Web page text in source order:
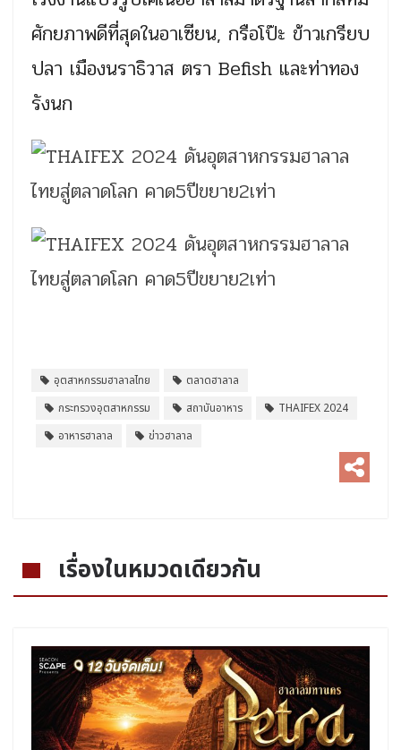
ศักยภาพดีที่สุดในอาเซียน, กรือโป๊ะ ข้าวเกรียบ
ปลา เมืองนราธิวาส ตรา Befish และท่าทอง
รังนก
อุตสาหกรรมฮาลาลไทย
ตลาดฮาลาล
กระทรวงอุตสาหกรรม
สถาบันอาหาร
THAIFEX 2024
อาหารฮาลาล
ข่าวฮาลาล
เรื่องในหมวดเดียวกัน